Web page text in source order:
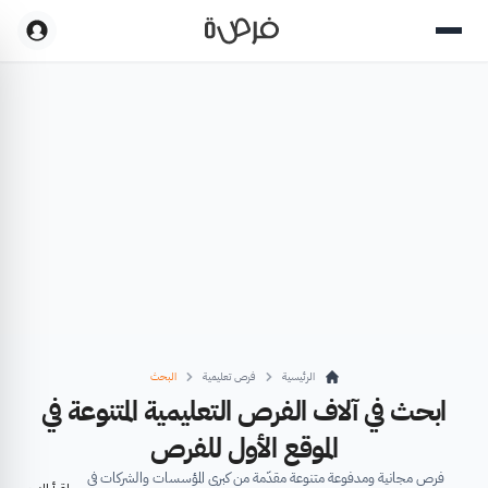
الرئيسية فرص تعليمية البحث
ابحث في آلاف الفرص التعليمية المتنوعة في
الموقع الأول للفرص
فرص مجانية ومدفوعة متنوعة مقدّمة من كبرى المؤسسات والشركات في